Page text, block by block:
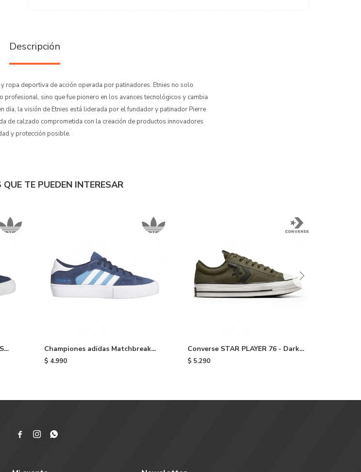
Descripción
ropa deportiva de acción operada por patinadores. Etnies no solo
sino que fue pionero en los avances tecnológicos y cambia
día, la visión de Etnies está liderada por el fundador y patinador Pierre
de calzado comprometida con la creación de productos innovadores
y protección posible.
TE PUEDEN INTERESAR
Championes adidas Matchbreak
Super - Navy
$ 4.990
Converse STAR PLAYER 76 - Dark
Green
$ 5.290
  